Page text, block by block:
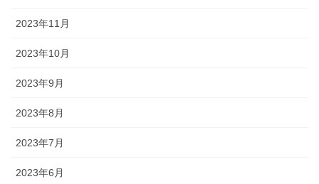
2023年11月
2023年10月
2023年9月
2023年8月
2023年7月
2023年6月